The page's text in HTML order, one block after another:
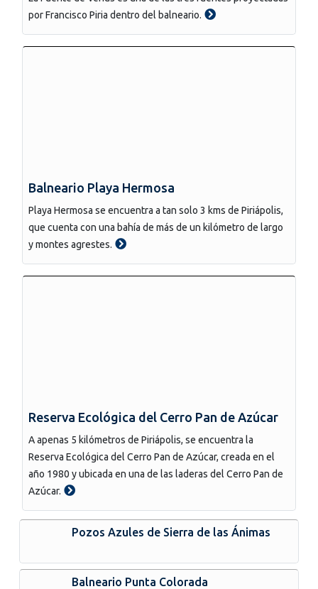
por Francisco Piria dentro del balneario.
Balneario Playa Hermosa
Playa Hermosa se encuentra a tan solo 3 kms de Piriápolis,
que cuenta con una bahía de más de un kilómetro de largo
y montes agrestes.
Reserva Ecológica del Cerro Pan de Azúcar
A apenas 5 kilómetros de Piriápolis, se encuentra la
Reserva Ecológica del Cerro Pan de Azúcar, creada en el
año 1980 y ubicada en una de las laderas del Cerro Pan de
Azúcar.
Pozos Azules de Sierra de las Ánimas
Balneario Punta Colorada